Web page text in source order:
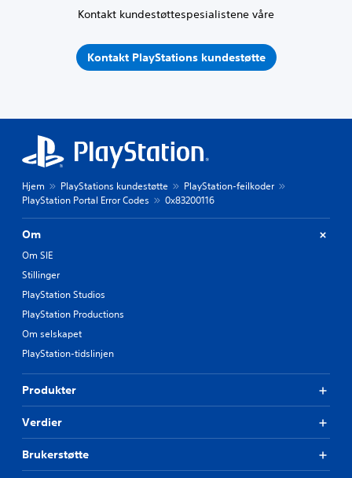
Kontakt kundestøttespesialistene våre
Kontakt PlayStations kundestøtte
Hjem PlayStations kundestøtte
PlayStation-feilkoder
PlayStation Portal Error Codes
0x83200116
Om
Om SIE
Stillinger
PlayStation Studios
PlayStation Productions
Om selskapet
PlayStation-tidslinjen
Produkter
Verdier
Brukerstøtte